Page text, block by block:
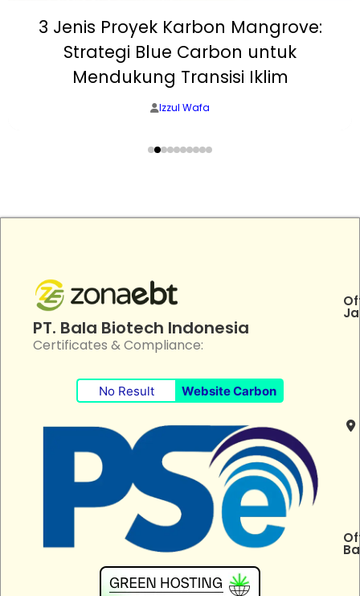
3 Jenis Proyek Karbon Mangrove:
Strategi Blue Carbon untuk
Mendukung Transisi Iklim
Izzul Wafa
PT. Bala Biotech Indonesia
Certificates & Compliance:
No Result Website Carbon